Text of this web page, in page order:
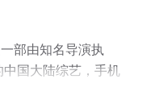
部由知名导演执
国大陆综艺，手机
上星辰电影网，更